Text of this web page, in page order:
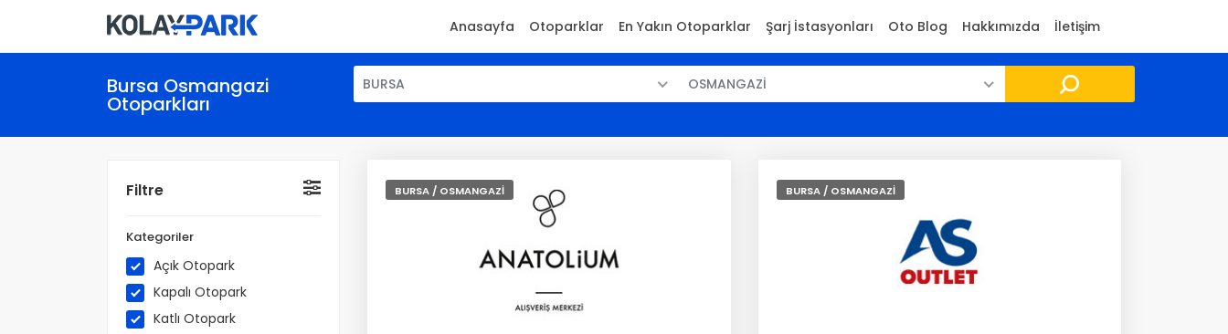
Anasayfa Otoparklar En Yakın Otoparklar Şarj İstasyonları Oto Blog Hakkımızda İletişim
Bursa Osmangazi
Otoparkları
BURSA OSMANGAZİ
Filtre
Kategoriler
Açık Otopark
Kapalı Otopark
Katlı Otopark
BURSA / OSMANGAZİ BURSA / OSMANGAZİ